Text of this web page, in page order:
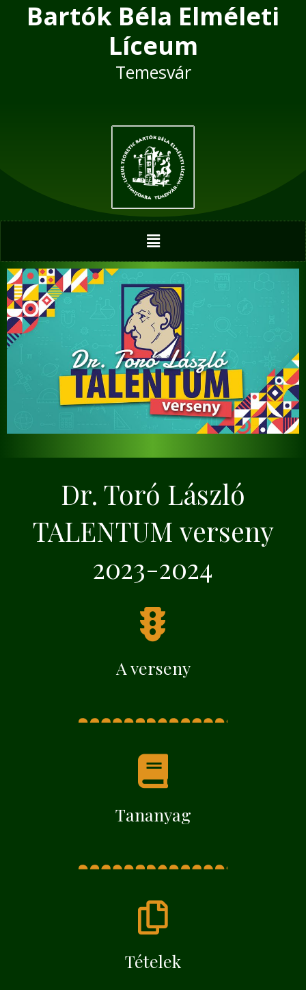
Bartók Béla Elméleti
Líceum
Temesvár
Menu
Dr. Toró László
TALENTUM verseny
2023-2024
A verseny
Tananyag
Tételek